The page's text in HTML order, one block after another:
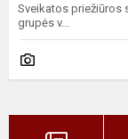
Sveikatos priežiūros
grupės v...